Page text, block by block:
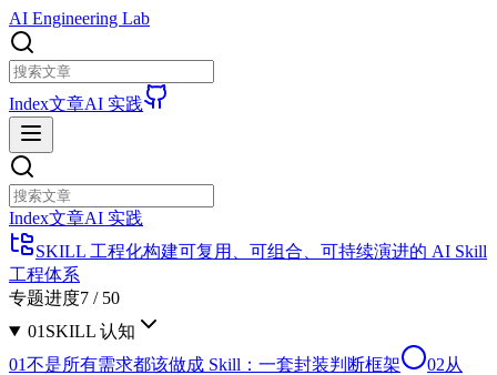
AI Engineering Lab
Index文章AI 实践
Index文章AI 实践
SKILL 工程化构建可复用、可组合、可持续演进的 AI Skill
工程体系
专题进度7 / 50
01 SKILL 认知
01不是所有需求都该做成 Skill：一套封装判断框架 02从